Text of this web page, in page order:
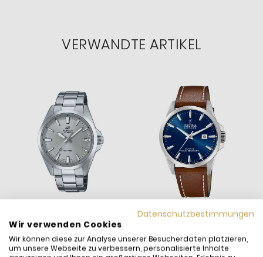
VERWANDTE ARTIKEL
Casio Herren-Uhr Edifice
Festina Herren-Uhr Swiss
Datenschutzbestimmungen
Wir verwenden Cookies
Wir können diese zur Analyse unserer Besucherdaten platzieren,
um unsere Webseite zu verbessern, personalisierte Inhalte